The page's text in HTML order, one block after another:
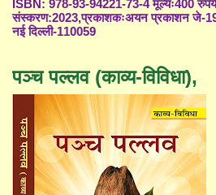
ISBN: 978-93-94221-73-4 मूल्यः400
संस्करण:2023,प्रकाशकःअयन प्रकाशन जे-19/
नई दिल्ली-110059
पञ्च पल्लव (काव्य-विविधा),